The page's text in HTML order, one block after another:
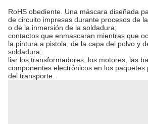
RoHS obediente. Una máscara diseñada
de circuito impresas durante procesos de
o de la inmersión de la soldadura;
contactos que enmascaran mientras que
la pintura a pistola, de la capa del polvo y
soldadura;
liar los transformadores, los motores, las
componentes electrónicos en los paquetes
del transporte.